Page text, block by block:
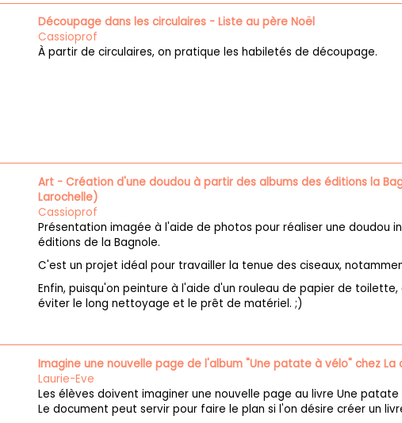
Découpage dans les circulaires - Liste au père Noël
Cassioprof
À partir de circulaires, on pratique les habiletés de découpage.
Art - Création d'une doudou à partir des albums des éditions la
Larochelle)
Cassioprof
Présentation imagée à l'aide de photos pour réaliser une doudou
éditions de la Bagnole.
C'est un projet idéal pour travailler la tenue des ciseaux,
Enfin, puisqu'on peinture à l'aide d'un rouleau de papier de
éviter le long nettoyage et le prêt de matériel. ;)
Imagine une nouvelle page de l'album "Une patate à vélo" chez La
Laurie-Eve
Les élèves doivent imaginer une nouvelle page au livre Une patate
Le document peut servir pour faire le plan si l'on désire créer un